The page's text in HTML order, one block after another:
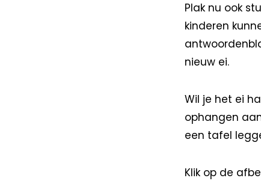
Plak nu ook
kinderen
nieuw ei.
Wil je het ei
ophangen
een tafel
Klik op de